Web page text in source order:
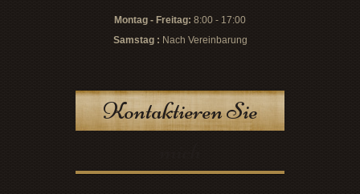
Montag - Freitag: 8:00 - 17:00
Samstag : Nach Vereinbarung
Kontaktieren Sie